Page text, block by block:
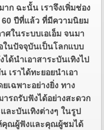
ก ฉะนั้น เราจึงเพิ่มช่อง
ปีที่แล้ว ที่มีความนิยม
ศในระบบเอเอ็ม จนมา
ในปัจจุบันเป็นโลกแบบ
ด้นำเอาสาระบันเทิงไป
เราได้ทะยอยนำเอา
เฉพาะอย่างยิ่ง ทาง
รถรับฟังได้อย่างสะดวก
ละบันเทิงต่างๆ ในรูป
คุณผู้ฟังและคุณผู้ชมได้